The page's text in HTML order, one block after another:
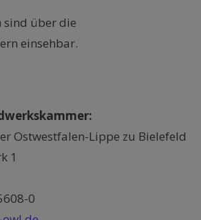
sind über die
einsehbar.
Ostwestfalen-Lippe zu Bielefeld
1
0